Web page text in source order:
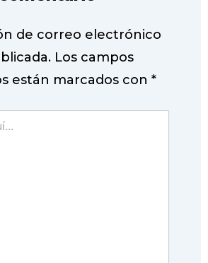
de correo electrónico
Los campos
están marcados con *